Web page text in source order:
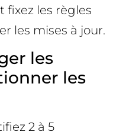
fixez les règles
les mises à jour.
les
les
2 à 5